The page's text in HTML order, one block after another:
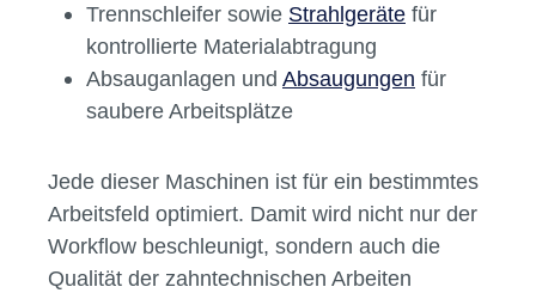
Trennschleifer sowie Strahlgeräte für
kontrollierte Materialabtragung
Absauganlagen und Absaugungen für
saubere Arbeitsplätze
Jede dieser Maschinen ist für ein bestimmtes
Arbeitsfeld optimiert. Damit wird nicht nur der
Workflow beschleunigt, sondern auch die
Qualität der zahntechnischen Arbeiten